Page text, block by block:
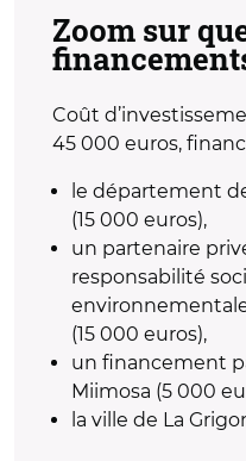
Zoom sur
Coût
45 000 euros,
le département
(15 000 euros),
un partenaire
responsabilité
(15 000 euros),
un financement
Miimosa (5 000
la ville de La